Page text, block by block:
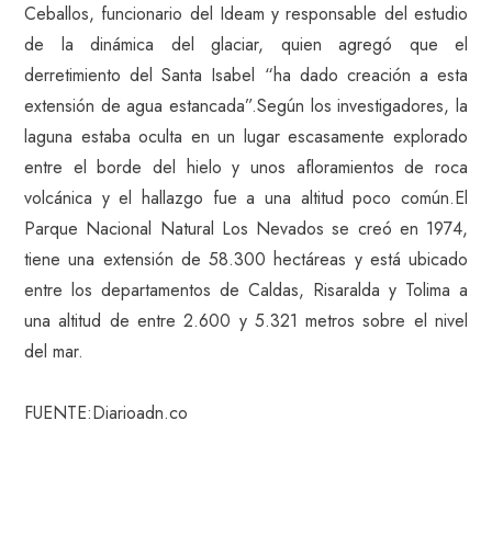
Ceballos, funcionario del Ideam y responsable del estudio
de la dinámica del glaciar, quien agregó que el
derretimiento del Santa Isabel “ha dado creación a esta
extensión de agua estancada”.Según los investigadores, la
laguna estaba oculta en un lugar escasamente explorado
entre el borde del hielo y unos afloramientos de roca
volcánica y el hallazgo fue a una altitud poco común.El
Parque Nacional Natural Los Nevados se creó en 1974,
tiene una extensión de 58.300 hectáreas y está ubicado
entre los departamentos de Caldas, Risaralda y Tolima a
una altitud de entre 2.600 y 5.321 metros sobre el nivel
del mar.
FUENTE:Diarioadn.co